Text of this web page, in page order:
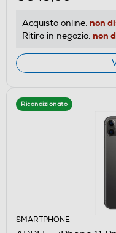
Acquisto online: non
Ritiro in negozio: non
Ricondizionato
SMARTPHONE